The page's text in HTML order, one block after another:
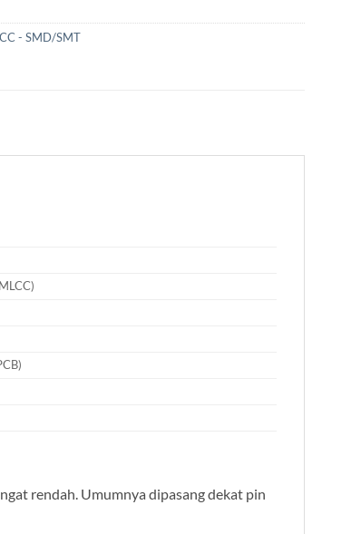
- SMD/SMT
rendah. Umumnya dipasang dekat pin